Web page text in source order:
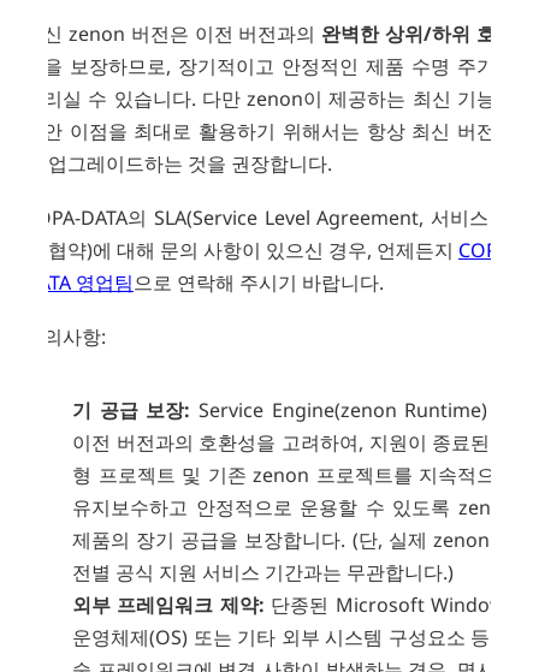
최신 zenon 버전은 이전 버전과의 완벽한 상위/하위 호환
을 보장하므로, 장기적이고 안정적인 제품 수명 주기를
누리실 수 있습니다. 다만 zenon이 제공하는 최신 기능과
보안 이점을 최대로 활용하기 위해서는 항상 최신 버전으
로 업그레이드하는 것을 권장합니다.
COPA-DATA의 SLA(Service Level Agreement, 서비스 수
준 협약)에 대해 문의 사항이 있으신 경우, 언제든지 COPA-
DATA 영업팀으로 연락해 주시기 바랍니다.
유의사항:
기 공급 보장: Service Engine(zenon Runtime) 및
이전 버전과의 호환성을 고려하여, 지원이 종료된 구
형 프로젝트 및 기존 zenon 프로젝트를 지속적으로
유지보수하고 안정적으로 운용할 수 있도록 zenon
제품의 장기 공급을 보장합니다. (단, 실제 zenon 버
전별 공식 지원 서비스 기간과는 무관합니다.)
외부 프레임워크 제약: 단종된 Microsoft Windows
운영체제(OS) 또는 기타 외부 시스템 구성요소 등 기